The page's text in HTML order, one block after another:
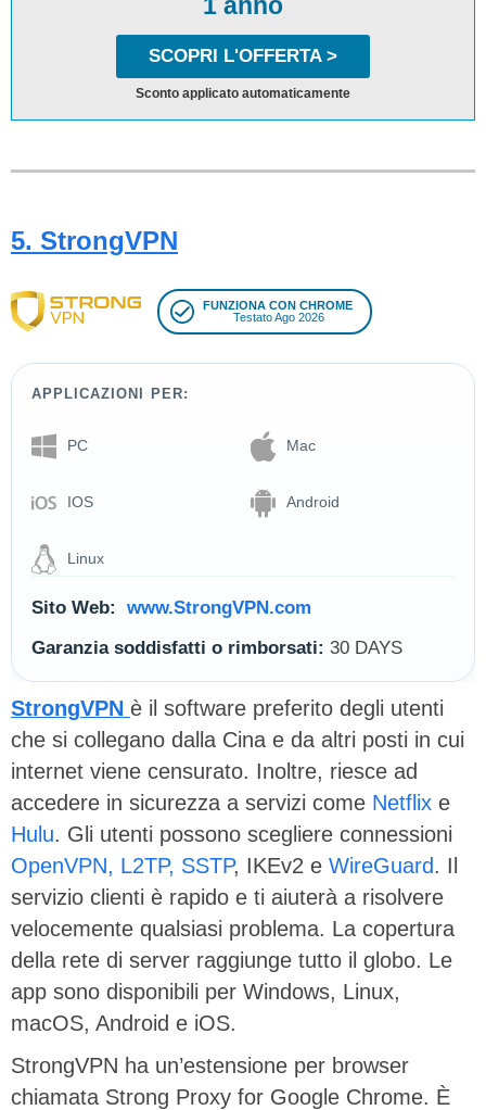
SCOPRI L'OFFERTA >
Sconto applicato automaticamente
5. StrongVPN
FUNZIONA CON CHROME
Testato Ago 2026
APPLICAZIONI PER:
PC Mac
IOS Android
Linux
Sito Web:
www.StrongVPN.com
Garanzia soddisfatti o rimborsati: 30 DAYS
StrongVPN è il software preferito degli utenti
che si collegano dalla Cina e da altri posti in cui
internet viene censurato. Inoltre, riesce ad
accedere in sicurezza a servizi come Netflix e
Hulu. Gli utenti possono scegliere connessioni
OpenVPN, L2TP, SSTP, IKEv2 e WireGuard. Il
servizio clienti è rapido e ti aiuterà a risolvere
velocemente qualsiasi problema. La copertura
della rete di server raggiunge tutto il globo. Le
app sono disponibili per Windows, Linux,
macOS, Android e iOS.
StrongVPN ha un’estensione per browser
chiamata Strong Proxy for Google Chrome. È